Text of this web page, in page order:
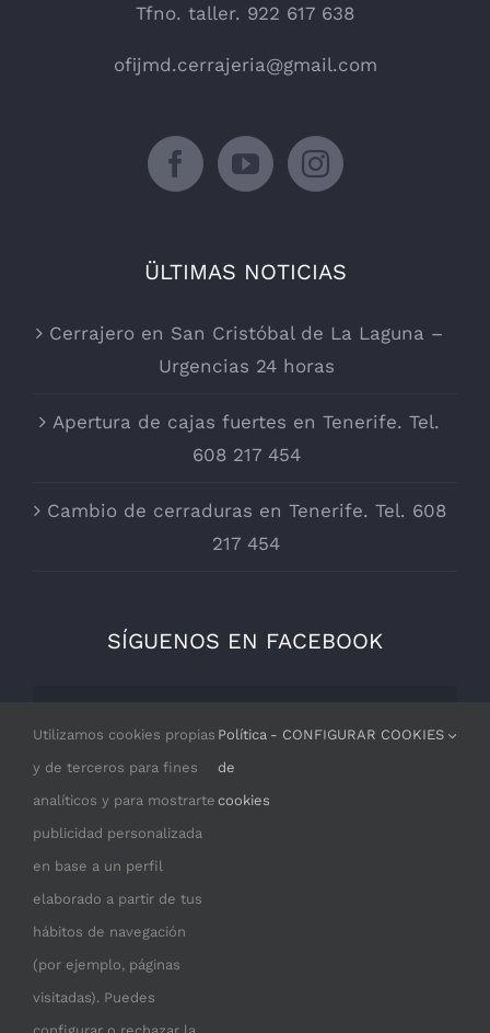
Tfno. taller. 922 617 638
ofijmd.cerrajeria@gmail.com
ÜLTIMAS NOTICIAS
Cerrajero en San Cristóbal de La Laguna –
Urgencias 24 horas
Apertura de cajas fuertes en Tenerife. Tel.
608 217 454
Cambio de cerraduras en Tenerife. Tel. 608
217 454
SÍGUENOS EN FACEBOOK
Por razones de privacidad Facebook
necesita tu permiso para cargarse.
Utilizamos cookies propias
y de terceros para fines
analíticos y para mostrarte
publicidad personalizada
en base a un perfil
elaborado a partir de tus
hábitos de navegación
(por ejemplo, páginas
visitadas). Puedes
Política
de
cookies
- CONFIGURAR COOKIES